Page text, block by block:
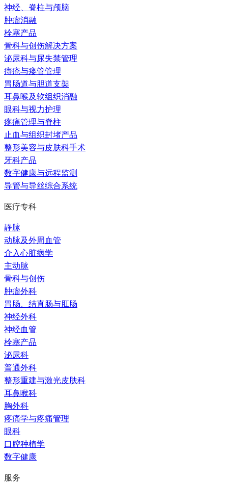
神经、脊柱与颅脑
肿瘤消融
栓塞产品
骨科与创伤解决方案
泌尿科与尿失禁管理
痔疮与瘘管管理
胃肠道与胆道支架
耳鼻喉及软组织消融
眼科与视力护理
疼痛管理与脊柱
止血与组织封堵产品
整形美容与皮肤科手术
牙科产品
数字健康与远程监测
导管与导丝综合系统
医疗专科
静脉
动脉及外周血管
介入心脏病学
主动脉
骨科与创伤
肿瘤外科
胃肠、结直肠与肛肠
神经外科
神经血管
栓塞产品
泌尿科
普通外科
整形重建与激光皮肤科
耳鼻喉科
胸外科
疼痛学与疼痛管理
眼科
口腔种植学
数字健康
服务